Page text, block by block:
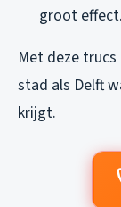
groot effect.
Met deze
stad als Delft
krijgt.